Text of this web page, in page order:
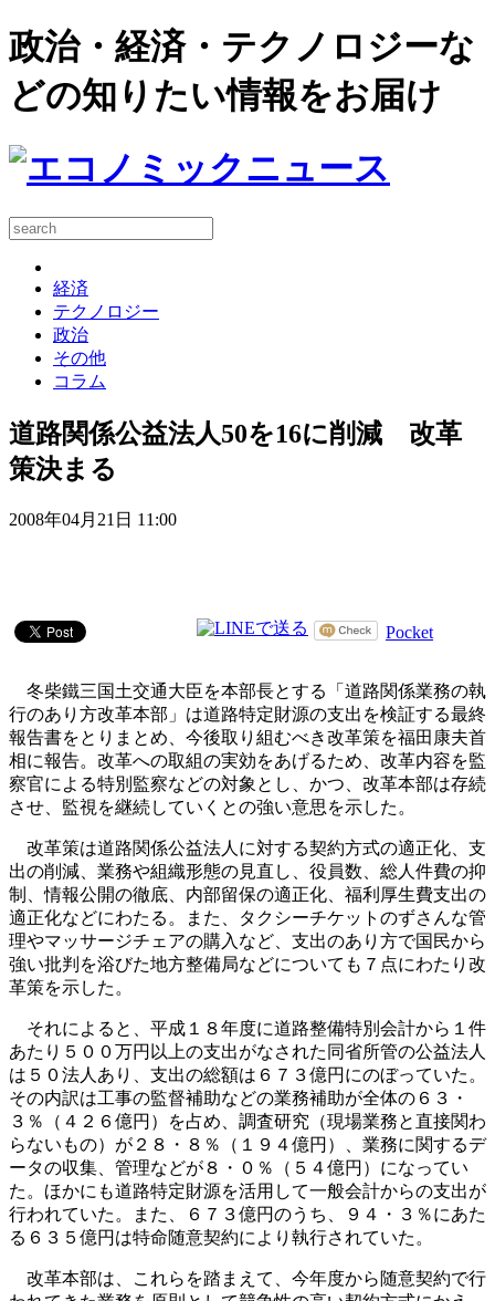
政治・経済・テクノロジーな
どの知りたい情報をお届け
経済
テクノロジー
政治
その他
コラム
道路関係公益法人50を16に削減 改革
策決まる
2008年04月21日 11:00
Pocket
冬柴鐵三国土交通大臣を本部長とする「道路関係業務の執
行のあり方改革本部」は道路特定財源の支出を検証する最終
報告書をとりまとめ、今後取り組むべき改革策を福田康夫首
相に報告。改革への取組の実効をあげるため、改革内容を監
察官による特別監察などの対象とし、かつ、改革本部は存続
させ、監視を継続していくとの強い意思を示した。
改革策は道路関係公益法人に対する契約方式の適正化、支
出の削減、業務や組織形態の見直し、役員数、総人件費の抑
制、情報公開の徹底、内部留保の適正化、福利厚生費支出の
適正化などにわたる。また、タクシーチケットのずさんな管
理やマッサージチェアの購入など、支出のあり方で国民から
強い批判を浴びた地方整備局などについても７点にわたり改
革策を示した。
それによると、平成１８年度に道路整備特別会計から１件
あたり５００万円以上の支出がなされた同省所管の公益法人
は５０法人あり、支出の総額は６７３億円にのぼっていた。
その内訳は工事の監督補助などの業務補助が全体の６３・
３％（４２６億円）を占め、調査研究（現場業務と直接関わ
らないもの）が２８・８％（１９４億円）、業務に関するデ
ータの収集、管理などが８・０％（５４億円）になってい
た。ほかにも道路特定財源を活用して一般会計からの支出が
行われていた。また、６７３億円のうち、９４・３％にあた
る６３５億円は特命随意契約により執行されていた。
改革本部は、これらを踏まえて、今年度から随意契約で行